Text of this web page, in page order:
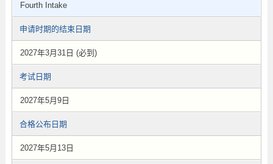
Fourth Intake
申请时期的结束日期
2027年3月31日 (必到)
考试日期
2027年5月9日
合格公布日期
2027年5月13日